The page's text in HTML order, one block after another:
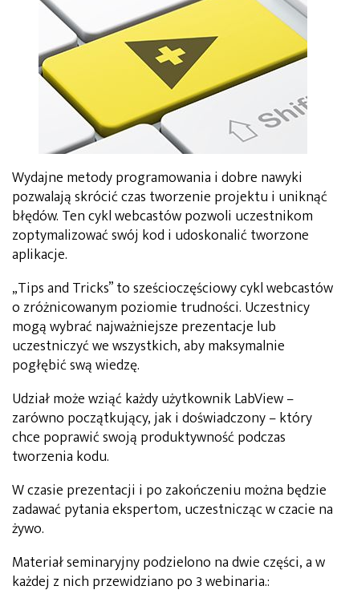
Wydajne metody programowania i dobre nawyki
pozwalają skrócić czas tworzenie projektu i uniknąć
błędów. Ten cykl webcastów pozwoli uczestnikom
zoptymalizować swój kod i udoskonalić tworzone
aplikacje.
„Tips and Tricks” to sześcioczęściowy cykl webcastów
o zróżnicowanym poziomie trudności. Uczestnicy
mogą wybrać najważniejsze prezentacje lub
uczestniczyć we wszystkich, aby maksymalnie
pogłębić swą wiedzę.
Udział może wziąć każdy użytkownik LabView –
zarówno początkujący, jak i doświadczony – który
chce poprawić swoją produktywność podczas
tworzenia kodu.
W czasie prezentacji i po zakończeniu można będzie
zadawać pytania ekspertom, uczestnicząc w czacie na
żywo.
Materiał seminaryjny podzielono na dwie części, a w
każdej z nich przewidziano po 3 webinaria.: